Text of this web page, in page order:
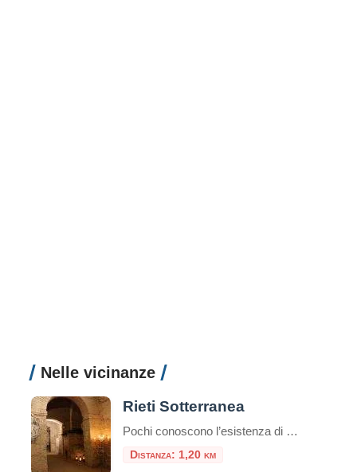
Nelle vicinanze
Rieti Sotterranea
Pochi conoscono l’esistenza di ampi ambienti che inglobano vestigia romane sotto l’odierna via Roma a Rieti. E questo non sorprende se si considera che fino a pochi anni fa, i primi a non saperlo erano i reatini stessi. Le cose fortunatamente sono cambiate, ma ancor
Distanza: 1,20 km